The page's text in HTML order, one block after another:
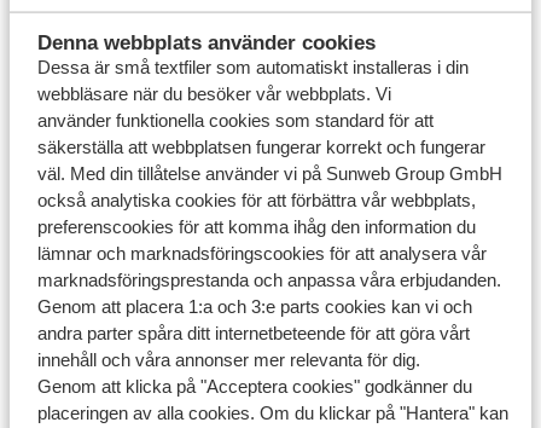
Denna webbplats använder cookies
Dessa är små textfiler som automatiskt installeras i din
webbläsare när du besöker vår webbplats. Vi
använder funktionella cookies som standard för att
säkerställa att webbplatsen fungerar korrekt och fungerar
väl. Med din tillåtelse använder vi på Sunweb Group GmbH
också analytiska cookies för att förbättra vår webbplats,
preferenscookies för att komma ihåg den information du
lämnar och marknadsföringscookies för att analysera vår
marknadsföringsprestanda och anpassa våra erbjudanden.
Genom att placera 1:a och 3:e parts cookies kan vi och
andra parter spåra ditt internetbeteende för att göra vårt
innehåll och våra annonser mer relevanta för dig.
Genom att klicka på "Acceptera cookies" godkänner du
placeringen av alla cookies. Om du klickar på "Hantera" kan
Kan jag betala med kreditkort?
Kan jag betala via banköverföring?
Relaterade frågor
Kan jag betala med kreditkort?
Kan jag betala med Swish?
Kan jag betala med Klarna?
BH Air - Kan jag reservera en plats på flyget?
Har du inte hittat ditt svar?